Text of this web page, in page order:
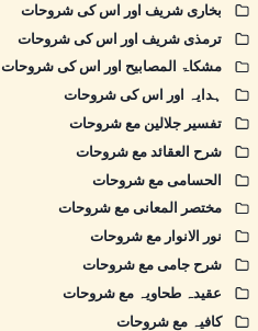
بخاری شریف اور اس کی شروحات
ترمذی شریف اور اس کی شروحات
مشکاۃ المصابیح اور اس کی شروحات
ہدایہ اور اس کی شروحات
تفسیر جلالین مع شروحات
شرح العقائد مع شروحات
الحسامی مع شروحات
مختصر المعانی مع شروحات
نور الانوار مع شروحات
شرح جامی مع شروحات
عقیدہ طحاویہ مع شروحات
کافیہ مع شروحات